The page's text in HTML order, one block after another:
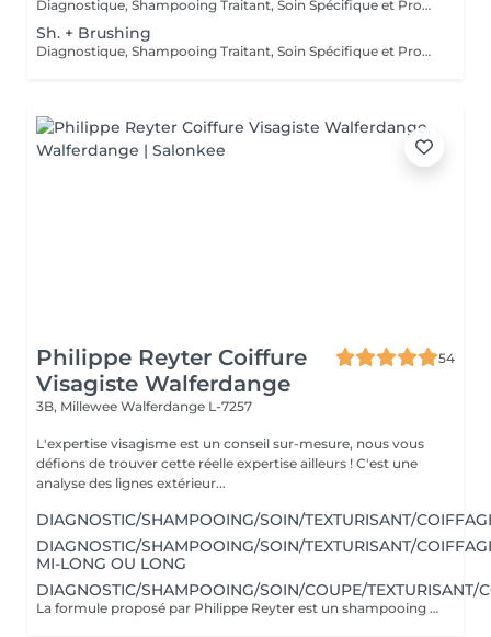
Diagnostique, Shampooing Traitant, Soin Spécifique et Produits Coiffants inclus
Sh. + Brushing
Diagnostique, Shampooing Traitant, Soin Spécifique et Produits Coiffants inclus
Philippe Reyter Coiffure
Visagiste Walferdange
54
3B, Millewee Walferdange L-7257
L'expertise visagisme est un conseil sur-mesure, nous vous
défions de trouver cette réelle expertise ailleurs ! C'est une
analyse des lignes extérieur...
DIAGNOSTIC/SHAMPOOING/SOIN/TEXTURISANT/
DIAGNOSTIC/SHAMPOOING/SOIN/TEXTURISANT/
MI-LONG OU LONG
DIAGNOSTIC/SHAMPOOING/SOIN/COUPE/TEXTURISANT/
La formule proposé par Philippe Reyter est un shampooing adapté, une coupe et un brushing selon votre souhait.Pour votre shampooing nous effectuerons un massage du cuir chevelu. Avant de commencer, Philippe vous proposera un pré-diagnostic de structure de coupe afin de mieux vous connaitre et de vous faire des propositions.